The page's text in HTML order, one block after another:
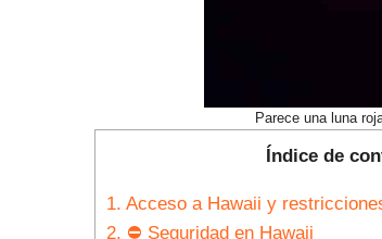
Parece una luna
Índice de
1. Acceso a Hawaii y
2. ⛔ Seguridad en Hawaii